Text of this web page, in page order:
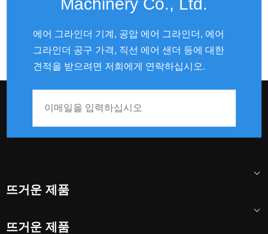
Machinery Co., Ltd.
에어 그라인더 기계, 공압 에어 그라인더, 에어
그라인더 공구 가격, 직선 에어 샌더 등에 대한
견적을 받으려면 저희에게 연락하십시오.
뜨거운 제품
뜨거운 제품